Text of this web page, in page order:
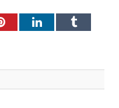
PinterestLinkedInTumblr